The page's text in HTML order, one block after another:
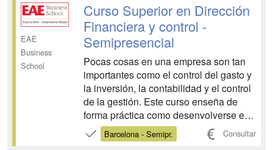
EAE
Business
School
Curso Superior en Dirección
Financiera y control -
Semipresencial
Pocas cosas en una empresa son tan
importantes como el control del gasto y
la inversión, la contabilidad y el control
de la gestión. Este curso enseña de
forma práctica como desenvolverse en
un área tan vital. Especialmente
enfocado al mundo de la pequeña y
Barcelona - Semipr. Consultar